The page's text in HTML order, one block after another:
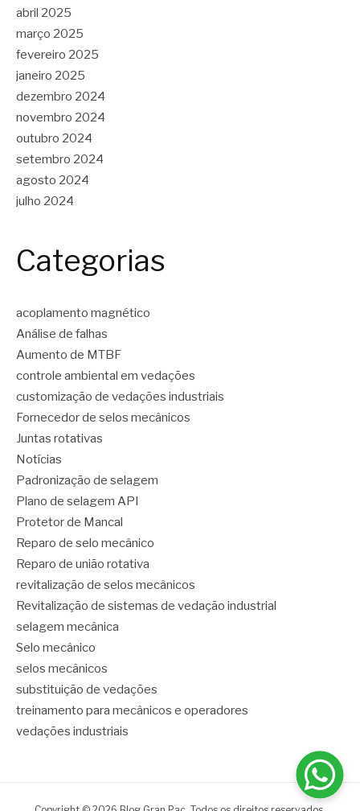
abril 2025
março 2025
fevereiro 2025
janeiro 2025
dezembro 2024
novembro 2024
outubro 2024
setembro 2024
agosto 2024
julho 2024
Categorias
acoplamento magnético
Análise de falhas
Aumento de MTBF
controle ambiental em vedações
customização de vedações industriais
Fornecedor de selos mecânicos
Juntas rotativas
Notícias
Padronização de selagem
Plano de selagem API
Protetor de Mancal
Reparo de selo mecânico
Reparo de união rotativa
revitalização de selos mecânicos
Revitalização de sistemas de vedação industrial
selagem mecânica
Selo mecânico
selos mecânicos
substituição de vedações
treinamento para mecânicos e operadores
vedações industriais